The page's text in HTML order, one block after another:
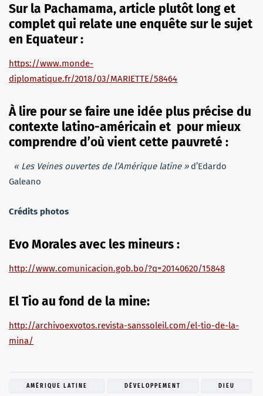
Sur la Pachamama, article plutôt long et
complet qui relate une enquête sur le sujet
en Equateur :
https://www.monde-
diplomatique.fr/2018/03/MARIETTE/58464
À lire pour se faire une idée plus précise du
contexte latino-américain et pour mieux
comprendre d’où vient cette pauvreté :
« Les Veines ouvertes de l’Amérique latine » d’Edardo
Galeano
Crédits photos
Evo Morales avec les mineurs :
http://www.comunicacion.gob.bo/?q=20140620/15848
El Tio au fond de la mine:
http://archivoexvotos.revista-sanssoleil.com/el-tio-de-la-
mina/
AMÉRIQUE LATINE DÉVELOPPEMENT DIEU